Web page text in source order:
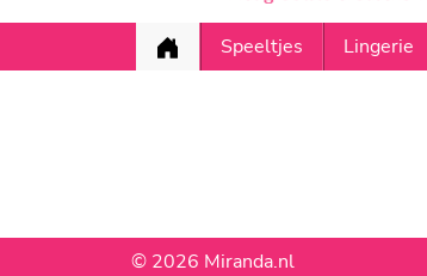
Speeltjes Lingerie
© 2026 Miranda.nl